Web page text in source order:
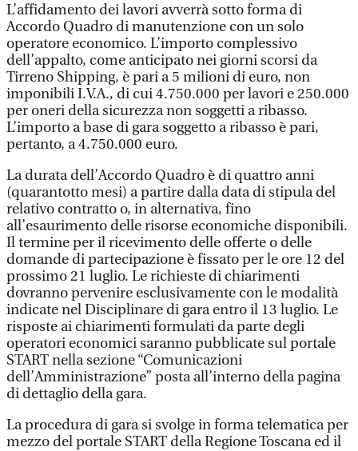
L’affidamento dei lavori avverrà sotto forma di
Accordo Quadro di manutenzione con un solo
operatore economico. L’importo complessivo
dell’appalto, come anticipato nei giorni scorsi da
Tirreno Shipping, è pari a 5 milioni di euro, non
imponibili I.V.A., di cui 4.750.000 per lavori e 250.000
per oneri della sicurezza non soggetti a ribasso.
L’importo a base di gara soggetto a ribasso è pari,
pertanto, a 4.750.000 euro.
La durata dell’Accordo Quadro è di quattro anni
(quarantotto mesi) a partire dalla data di stipula del
relativo contratto o, in alternativa, fino
all’esaurimento delle risorse economiche disponibili.
Il termine per il ricevimento delle offerte o delle
domande di partecipazione è fissato per le ore 12 del
prossimo 21 luglio. Le richieste di chiarimenti
dovranno pervenire esclusivamente con le modalità
indicate nel Disciplinare di gara entro il 13 luglio. Le
risposte ai chiarimenti formulati da parte degli
operatori economici saranno pubblicate sul portale
START nella sezione “Comunicazioni
dell’Amministrazione” posta all’interno della pagina
di dettaglio della gara.
La procedura di gara si svolge in forma telematica per
mezzo del portale START della Regione Toscana ed il